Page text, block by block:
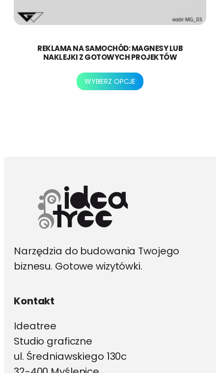
REKLAMA NA SAMOCHÓD: MAGNESY LUB
NAKLEJKI Z GOTOWYCH PROJEKTÓW
WYBIERZ OPCJE
Ten
Narzędzia do budowania Twojego
biznesu. Gotowe wizytówki.
Kontakt
Ideatree
Studio graficzne
ul. Średniawskiego 130c